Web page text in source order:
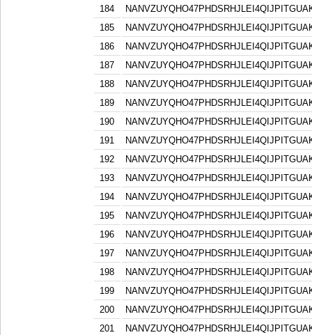
184
185
186
187
188
189
190
191
192
193
194
195
196
197
198
199
200
201